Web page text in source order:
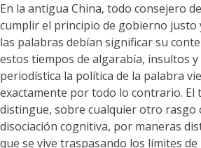
En la antigua China, todo consejero
cumplir el principio de gobierno justo
las palabras debían significar su
estos tiempos de algarabía, insultos y
periodística la política de la palabra
exactamente por todo lo contrario. El
distingue, sobre cualquier otro rasgo
disociación cognitiva, por maneras
que se vive traspasando los límites